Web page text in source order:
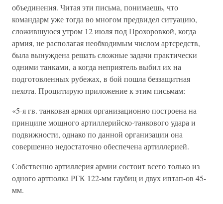
объединения. Читая эти письма, понимаешь, что
командарм уже тогда во многом предвидел ситуацию,
сложившуюся утром 12 июля под Прохоровкой, когда
армия, не располагая необходимым числом артсредств,
была вынуждена решать сложные задачи практически
одними танками, а когда неприятель выбил их на
подготовленных рубежах, в бой пошла беззащитная
пехота. Процитирую приложение к этим письмам:
«5-я гв. танковая армия организационно построена на
принципе мощного артиллерийско-танкового удара и
подвижности, однако по данной организации она
совершенно недостаточно обеспечена артиллерией.
Собственно артиллерия армии состоит всего только из
одного артполка РГК 122-мм гаубиц и двух иптап-ов 45-
мм.